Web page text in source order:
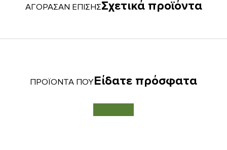
ΑΓΟΡΑΣΑΝ ΕΠΙΣΗΣΣχετικά προϊόντα
ΠΡΟΪΟΝΤΑ ΠΟΥΕίδατε πρόσφατα